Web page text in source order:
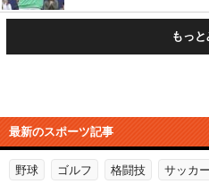
もっと
最新のスポーツ記事
野球 ゴルフ 格闘技 サッカー